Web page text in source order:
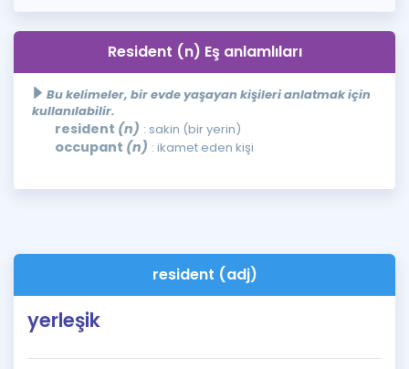
Resident (n) Eş anlamlıları
Bu kelimeler, bir evde yaşayan kişileri anlatmak için
kullanılabilir.
resident (n) : sakin (bir yerin)
occupant (n) : ikamet eden kişi
resident (adj)
yerleşik